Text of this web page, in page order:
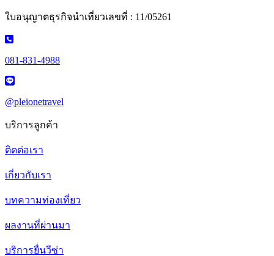
ใบอนุญาตธุรกิจนำเที่ยวเลขที่ : 11/05261
081-831-4988
@pleionetravel
บริการลูกค้า
ติดต่อเรา
เกี่ยวกับเรา
บทความท่องเที่ยว
ผลงานที่ผ่านมา
บริการยื่นวีซ่า